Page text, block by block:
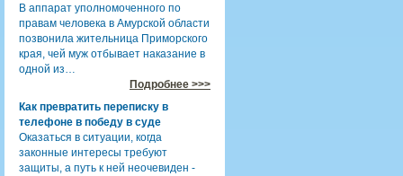
В аппарат уполномоченного по
правам человека в Амурской области
позвонила жительница Приморского
края, чей муж отбывает наказание в
одной из…
Подробнее >>>
Как превратить переписку в
телефоне в победу в суде
Оказаться в ситуации, когда
законные интересы требуют
защиты, а путь к ней неочевиден -